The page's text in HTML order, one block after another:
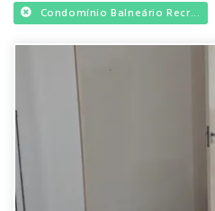
Condomínio Balneário Recr...